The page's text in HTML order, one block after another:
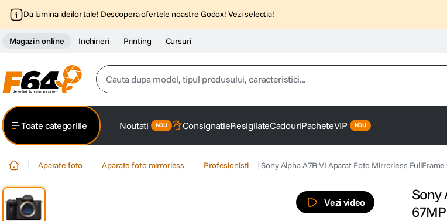
Da lumina ideilor tale! Descopera ofertele noastre Godox! Vezi selectia!
Magazin online Inchirieri Printing Cursuri
Cauta dupa model, tipul produsului, caracteristici...
2. trepied
Toate categoriile Noutati ConsignatieResigilateCadouriPacheteVIP
Aparate foto Aparate foto mirrorless Profesionisti Sony Alpha A7R VI Aparat Foto Mirrorless
Vezi video
Sony